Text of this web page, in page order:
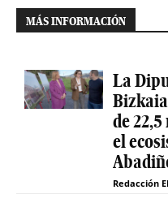
MÁS INFORMACIÓN
La
de
el
Redacción